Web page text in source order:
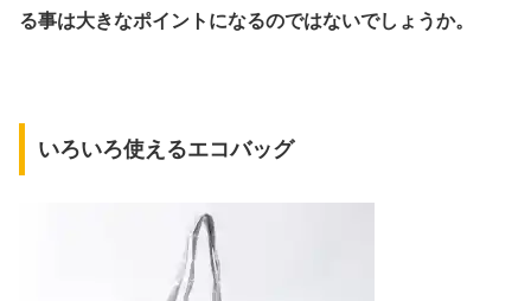
る事は大きなポイントになるのではないでしょうか。
いろいろ使えるエコバッグ